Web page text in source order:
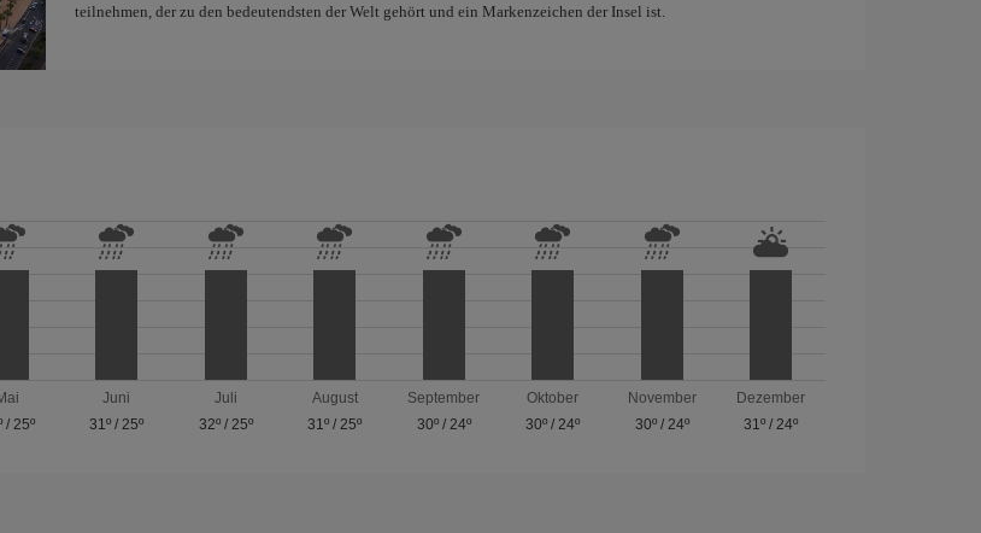
teilnehmen, der zu den bedeutendsten der Welt gehört und ein Markenzeichen der Insel ist.
/ 25º
Juni
31º /25º
Juli
32º/ 25º
August
31º /25º
September
30º/ 24º
Oktober
30º /24º
November
30º/ 24º
Dezember
31º /24º